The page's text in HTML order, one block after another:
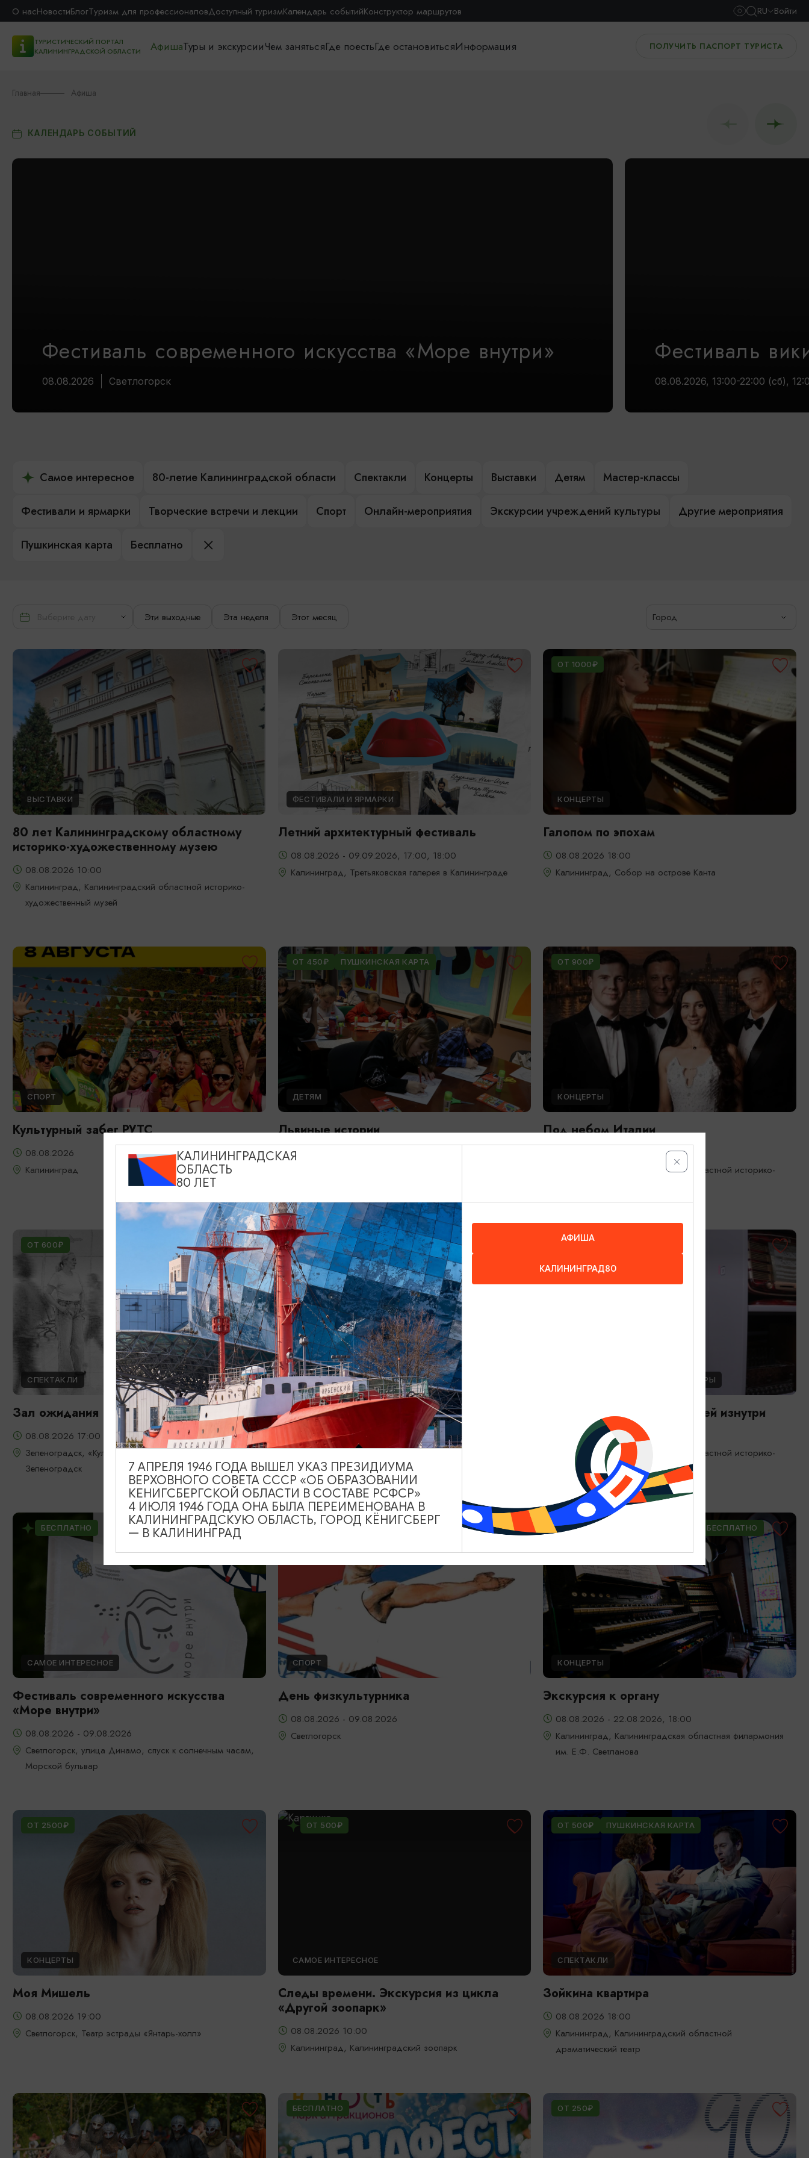
О насНовостиБлогТуризм для профессионаловДоступный туризмКалендарь событийКонструктор маршрутов RU Войти
ТУРИСТИЧЕСКИЙ ПОРТАЛ
КАЛИНИНГРАДСКОЙ ОБЛАСТИ
АфишаТуры и экскурсииЧем занятьсяГде поестьГде остановитьсяИнформация ПОЛУЧИТЬ ПАСПОРТ ТУРИСТА
Главная Афиша
КАЛЕНДАРЬ СОБЫТИЙ
Фестиваль современного искусства «Море внутри»
08.08.2026 Светлогорск
Фестиваль
08.08.2026, 13:00-22:00 (сб),
Самое интересное 80-летие Калининградской области Спектакли Концерты Выставки Детям Мастер-классы
Фестивали и ярмарки Творческие встречи и лекции Спорт Онлайн-мероприятия Экскурсии учреждений культуры Другие мероприятия
Пушкинская карта Бесплатно
Эти выходные Эта неделя Этот месяц Город
ВЫСТАВКИ
80 лет Калининградскому областному
историко-художественному музею
08.08.2026 10:00
Калининград, Калининградский областной историко-
художественный музей
ФЕСТИВАЛИ И ЯРМАРКИ
Летний архитектурный фестиваль
08.08.2026 - 09.09.2026, 17:00, 18:00
Калининград, Третьяковская галерея в Калининграде
ОТ 1000₽
КОНЦЕРТЫ
Галопом по эпохам
08.08.2026 18:00
Калининград, Собор на острове Канта
СПОРТ
Культурный забег РУТС
08.08.2026
Калининград
ОТ 450₽ ПУШКИНСКАЯ КАРТА
ДЕТЯМ
Львиные истории
08.08.2026 13:00
ОТ 900₽
КОНЦЕРТЫ
Под небом Италии
Калининград, Калининградский областной историко-
ОТ 600₽
СПЕКТАКЛИ
Зал ожидания
08.08.2026 17:00
Зеленоградск, «Культурно-досуговый центр» г.
Зеленоградск
ОТ 3000₽
КОНЦЕРТЫ
Только хиты
08.08.2026 18:00
Зеленоградск, Кафе «Соленая ворона»
ЭКСКУРСИИ УЧРЕЖДЕНИЙ КУЛЬТУРЫ
Экскурсия по фондам: Музей изнутри
08.08.2026 11:00, 13:00, 15:00
Калининград, Калининградский областной историко-
художественный музей
БЕСПЛАТНО
САМОЕ ИНТЕРЕСНОЕ
Фестиваль современного искусства
«Море внутри»
08.08.2026 - 09.08.2026
Светлогорск, улица Динамо, спуск к солнечным часам,
Морской бульвар
БЕСПЛАТНО
СПОРТ
День физкультурника
08.08.2026 - 09.08.2026
Светлогорск
ОТ 900₽ БЕСПЛАТНО
КОНЦЕРТЫ
Экскурсия к органу
08.08.2026 - 22.08.2026, 18:00
Калининград, Калининградская областная филармония
им. Е.Ф. Светланова
ОТ 2500₽
КОНЦЕРТЫ
Моя Мишель
08.08.2026 19:00
Светлогорск, Театр эстрады «Янтарь-холл»
ОТ 500₽
САМОЕ ИНТЕРЕСНОЕ
Следы времени. Экскурсия из цикла
«Другой зоопарк»
08.08.2026 10:00
Калининград, Калининградский зоопарк
ОТ 500₽ ПУШКИНСКАЯ КАРТА
СПЕКТАКЛИ
Зойкина квартира
08.08.2026 18:00
Калининград, Калининградский областной
драматический театр
БЕСПЛАТНО ОТ 250₽
КАЛИНИНГРАДСКАЯ
ОБЛАСТЬ
80 ЛЕТ
АФИША
КАЛИНИНГРАД80
7 АПРЕЛЯ 1946 ГОДА ВЫШЕЛ УКАЗ ПРЕЗИДИУМА
ВЕРХОВНОГО СОВЕТА СССР «ОБ ОБРАЗОВАНИИ
КЕНИГСБЕРГСКОЙ ОБЛАСТИ В СОСТАВЕ РСФСР»
4 ИЮЛЯ 1946 ГОДА ОНА БЫЛА ПЕРЕИМЕНОВАНА В
КАЛИНИНГРАДСКУЮ ОБЛАСТЬ, ГОРОД КЁНИГСБЕРГ
— В КАЛИНИНГРАД